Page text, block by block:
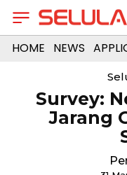
HOME NEWS
Survey:
Jarang